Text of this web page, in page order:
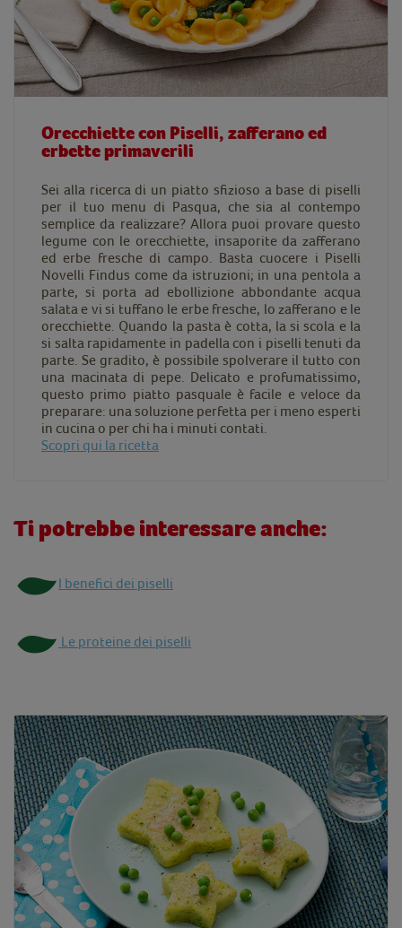
Orecchiette con Piselli, zafferano ed
erbette primaverili
Sei alla ricerca di un piatto sfizioso a base di piselli
per il tuo menu di Pasqua, che sia al contempo
semplice da realizzare? Allora puoi provare questo
legume con le orecchiette, insaporite da zafferano
ed erbe fresche di campo. Basta cuocere i Piselli
Novelli Findus come da istruzioni; in una pentola a
parte, si porta ad ebollizione abbondante acqua
salata e vi si tuffano le erbe fresche, lo zafferano e le
orecchiette. Quando la pasta è cotta, la si scola e la
si salta rapidamente in padella con i piselli tenuti da
parte. Se gradito, è possibile spolverare il tutto con
una macinata di pepe. Delicato e profumatissimo,
questo primo piatto pasquale è facile e veloce da
preparare: una soluzione perfetta per i meno esperti
in cucina o per chi ha i minuti contati.
Scopri qui la ricetta
Ti potrebbe interessare anche:
I benefici dei piselli
Le proteine dei piselli